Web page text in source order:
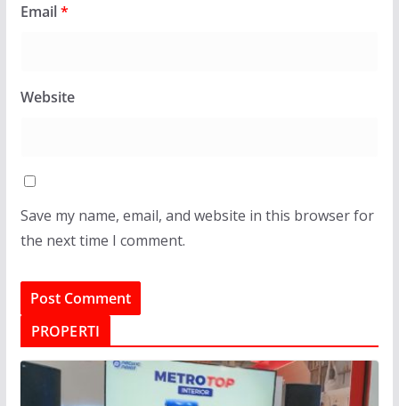
Email*
Website
Save my name, email, and website in this browser for
the next time I comment.
PROPERTI